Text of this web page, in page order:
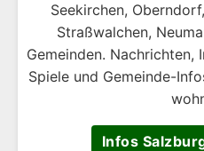
Seekirchen,
Straßwalchen,
Gemeinden. Nachrichten,
Spiele und Gemeinde-
Infos